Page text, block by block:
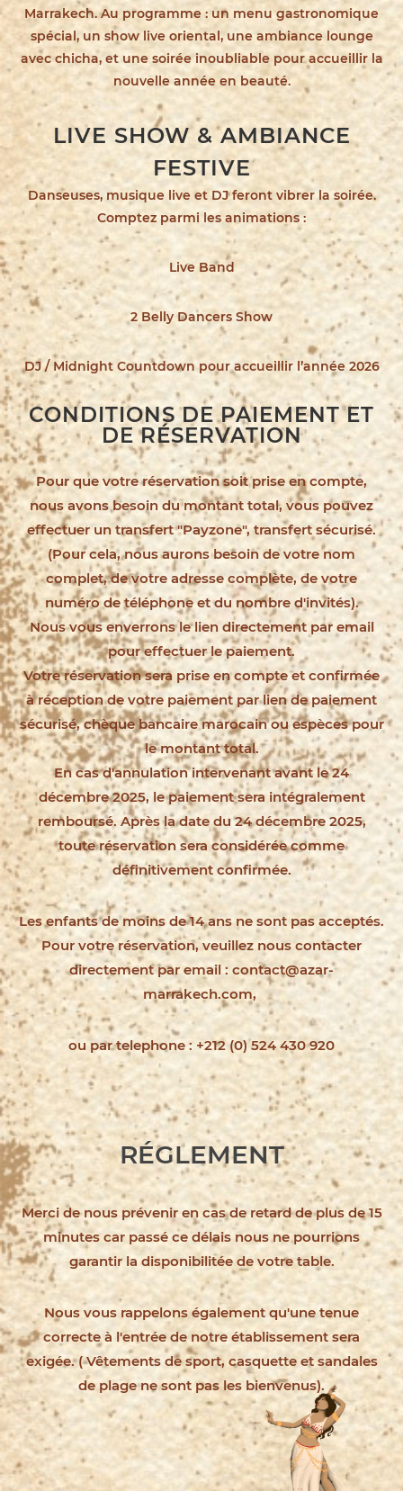
Marrakech. Au programme : un menu gastronomique
spécial, un show live oriental, une ambiance lounge
avec chicha, et une soirée inoubliable pour accueillir la
nouvelle année en beauté.
LIVE SHOW & AMBIANCE
FESTIVE
Danseuses, musique live et DJ feront vibrer la soirée.
Comptez parmi les animations :
Live Band
2 Belly Dancers Show
DJ / Midnight Countdown pour accueillir l’année 2026
CONDITIONS DE PAIEMENT ET
DE RÉSERVATION
Pour que votre réservation soit prise en compte,
nous avons besoin du montant total, vous pouvez
effectuer un transfert "Payzone", transfert sécurisé.
(Pour cela, nous aurons besoin de votre nom
complet, de votre adresse complète, de votre
numéro de téléphone et du nombre d'invités).
Nous vous enverrons le lien directement par email
pour effectuer le paiement.
Votre réservation sera prise en compte et confirmée
à réception de votre paiement par lien de paiement
sécurisé, chèque bancaire marocain ou espèces pour
le montant total.
En cas d'annulation intervenant avant le 24
décembre 2025, le paiement sera intégralement
remboursé. Après la date du 24 décembre 2025,
toute réservation sera considérée comme
définitivement confirmée.
Les enfants de moins de 14 ans ne sont pas acceptés.
Pour votre réservation, veuillez nous contacter
directement par email : contact@azar-
marrakech.com,
ou par telephone : +212 (0) 524 430 920
RÉGLEMENT
Merci de nous prévenir en cas de retard de plus de 15
minutes car passé ce délais nous ne pourrions
garantir la disponibilitée de votre table.
Nous vous rappelons également qu'une tenue
correcte à l'entrée de notre établissement sera
exigée. ( Vêtements de sport, casquette et sandales
de plage ne sont pas les bienvenus).